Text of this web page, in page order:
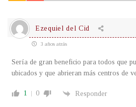
Ezequiel del Cid
3 años atrás
Sería de gran beneficio para todos que
ubicados y que abrieran más centros de
1 0 Responder